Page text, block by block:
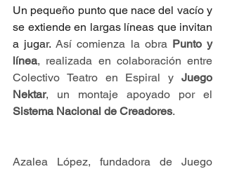
Un pequeño punto que nace del vacío y
se extiende en largas líneas que invitan
a jugar. Así comienza la obra Punto y
línea, realizada en colaboración entre
Colectivo Teatro en Espiral y Juego
Nektar
Sistema Nacional de Creadores.
Azalea López, fundadora de Juego